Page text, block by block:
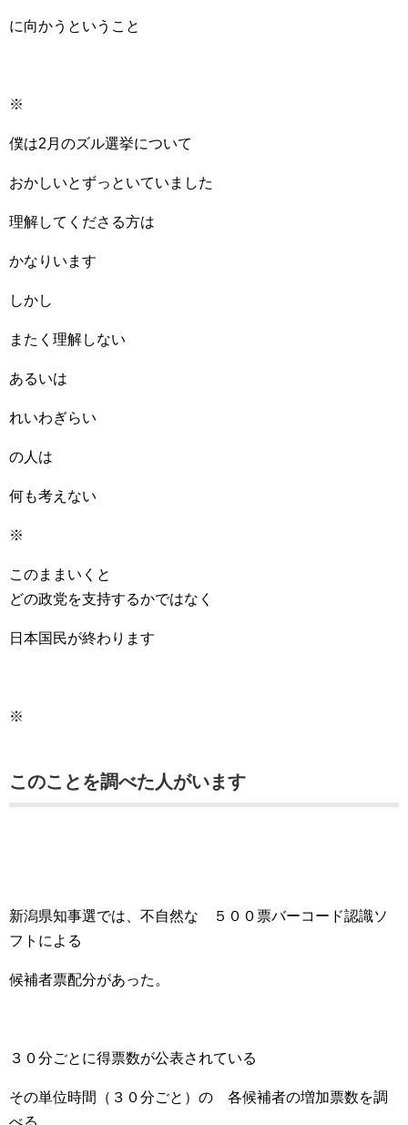
に向かうということ
※
僕は2月のズル選挙について
おかしいとずっといていました
理解してくださる方は
かなりいます
しかし
またく理解しない
あるいは
れいわぎらい
の人は
何も考えない
※
このままいくと
どの政党を支持するかではなく
日本国民が終わります
※
このことを調べた人がいます
新潟県知事選では、不自然な ５００票バーコード認識ソ
フトによる
候補者票配分があった。
３０分ごとに得票数が公表されている
その単位時間（３０分ごと）の 各候補者の増加票数を調
べる。